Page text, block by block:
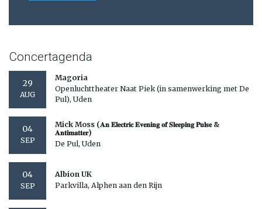
Concertagenda
29
AUG
Magoria
Openluchttheater Naat Piek (in samenwerking met De
Pul), Uden
04
SEP
Mick Moss (𝐀𝐧 𝐄𝐥𝐞𝐜𝐭𝐫𝐢𝐜 𝐄𝐯𝐞𝐧𝐢𝐧𝐠 𝐨𝐟 𝐒𝐥𝐞𝐞𝐩𝐢𝐧𝐠 𝐏𝐮𝐥𝐬𝐞 &
𝐀𝐧𝐭𝐢𝐦𝐚𝐭𝐭𝐞𝐫)
De Pul, Uden
04
SEP
Albion UK
Parkvilla, Alphen aan den Rijn